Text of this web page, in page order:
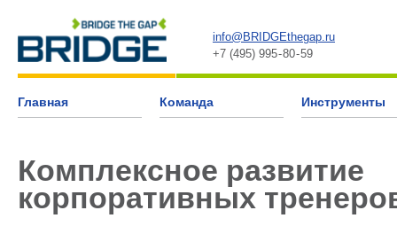
info@BRIDGEthegap.ru
+7 (495) 995 - 80 - 59
Главная Команда Инструменты
Комплексное развитие
корпоративных